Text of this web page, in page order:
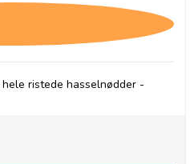
ristede hasselnødder -